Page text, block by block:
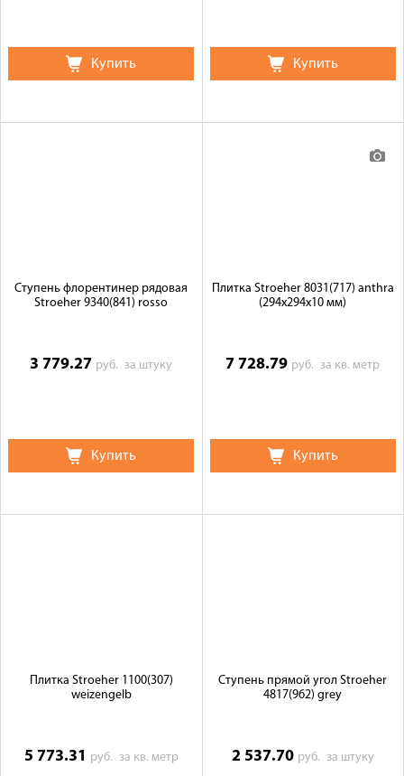
Купить Купить
Ступень флорентинер рядовая
Stroeher 9340(841) rosso
3 779.27 руб.за штуку
Купить
Плитка Stroeher 8031(717) anthra
(294х294х10 мм)
7 728.79 руб.за кв. метр
Купить
Плитка Stroeher 1100(307)
weizengelb
5 773.31 руб. за кв. метр
Ступень прямой угол Stroeher
4817(962) grey
2 537.70 руб. за штуку